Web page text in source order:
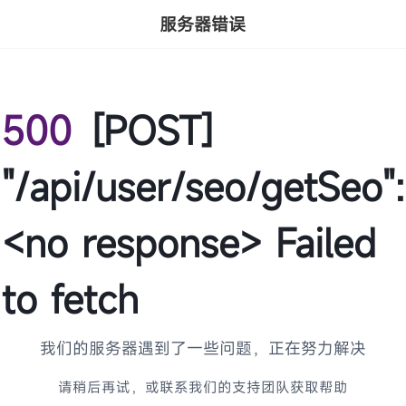
服务器错误
500 [POST]
"/api/user/seo/getSeo":
<no response> Failed
to fetch
我们的服务器遇到了一些问题，正在努力解决
请稍后再试，或联系我们的支持团队获取帮助